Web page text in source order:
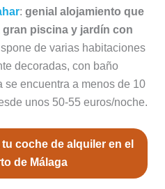
: genial alojamiento que
piscina y jardín con
de varias habitaciones
decoradas, con baño
se encuentra a menos de 10
unos 50-55 euros/noche.
coche de alquiler en el
de Málaga